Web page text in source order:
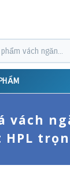
vách
HPL